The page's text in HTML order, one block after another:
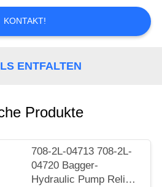
KONTAKT!
ENTFALTEN
Produkte
708-2L-04713 708-2L-
04720 Bagger-
Hydraulic Pump Relief-